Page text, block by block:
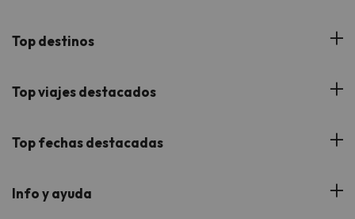
¿Quiénes somos?
Buscounchollo en los medios
Proveedores
Top destinos
Hoteles Andalucía
Hoteles Cataluña
Top viajes destacados
Viajes con Niños
Viajes de Novios
Top fechas destacadas
Verano
Info y ayuda